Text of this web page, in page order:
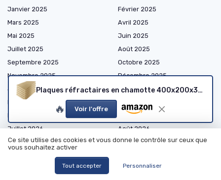
Plaques réfractaires en chamotte 400x200x30 mm
🔥 Voir l'offre
Janvier 2025
Février 2025
Mars 2025
Avril 2025
Mai 2025
Juin 2025
Juillet 2025
Août 2025
Septembre 2025
Octobre 2025
Novembre 2025
Décembre 2025
Janvier 2026
Février 2026
Mars 2026
Mai 2026
Juin 2026
Juillet 2026
Août 2026
Ce site utilise des cookies et vous donne le contrôle sur ceux que
vous souhaitez activer
Tout accepter Personnaliser